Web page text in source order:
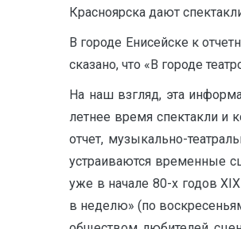
Красноярска дают
В городе Енисейске к
сказано, что «В городе
На наш взгляд, эта
летнее время спектакли и
отчет, музыкально-
устраиваются временные
уже в начале 80-х годов
в неделю» (по